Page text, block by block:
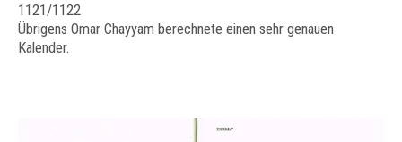
1121/1122
Übrigens Omar Chayyam berechnete einen sehr genauen
Kalender.